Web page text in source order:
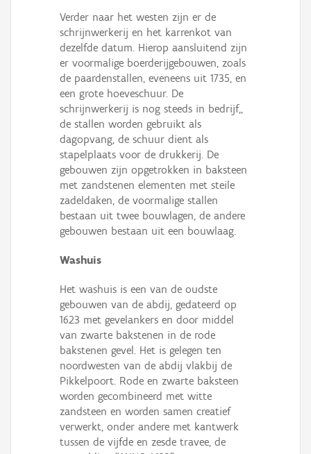
Verder naar het westen zijn er de
schrijnwerkerij en het karrenkot van
dezelfde datum. Hierop aansluitend zijn
er voormalige boerderijgebouwen, zoals
de paardenstallen, eveneens uit 1735, en
een grote hoeveschuur. De
schrijnwerkerij is nog steeds in bedrijf,,
de stallen worden gebruikt als
dagopvang, de schuur dient als
stapelplaats voor de drukkerij. De
gebouwen zijn opgetrokken in baksteen
met zandstenen elementen met steile
zadeldaken, de voormalige stallen
bestaan uit twee bouwlagen, de andere
gebouwen bestaan uit een bouwlaag.
Washuis
Het washuis is een van de oudste
gebouwen van de abdij, gedateerd op
1623 met gevelankers en door middel
van zwarte bakstenen in de rode
bakstenen gevel. Het is gelegen ten
noordwesten van de abdij vlakbij de
Pikkelpoort. Rode en zwarte baksteen
worden gecombineerd met witte
zandsteen en worden samen creatief
verwerkt, onder andere met kantwerk
tussen de vijfde en zesde travee, de